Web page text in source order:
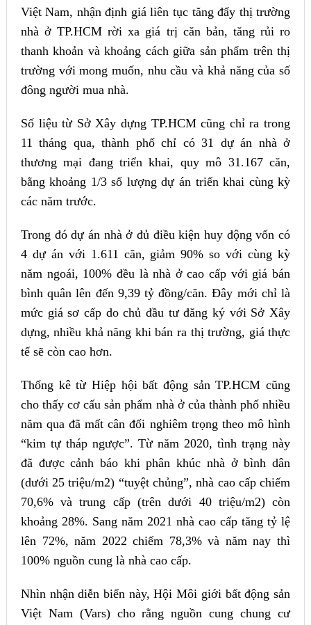
Việt Nam, nhận định giá liên tục tăng đẩy thị trường
nhà ở TP.HCM rời xa giá trị căn bản, tăng rủi ro
thanh khoản và khoảng cách giữa sản phẩm trên thị
trường với mong muốn, nhu cầu và khả năng của số
đông người mua nhà.
Số liệu từ Sở Xây dựng TP.HCM cũng chỉ ra trong
11 tháng qua, thành phố chỉ có 31 dự án nhà ở
thương mại đang triển khai, quy mô 31.167 căn,
bằng khoảng 1/3 số lượng dự án triển khai cùng kỳ
các năm trước.
Trong đó dự án nhà ở đủ điều kiện huy động vốn có
4 dự án với 1.611 căn, giảm 90% so với cùng kỳ
năm ngoái, 100% đều là nhà ở cao cấp với giá bán
bình quân lên đến 9,39 tỷ đồng/căn. Đây mới chỉ là
mức giá sơ cấp do chủ đầu tư đăng ký với Sở Xây
dựng, nhiều khả năng khi bán ra thị trường, giá thực
tế sẽ còn cao hơn.
Thống kê từ Hiệp hội bất động sản TP.HCM cũng
cho thấy cơ cấu sản phẩm nhà ở của thành phố nhiều
năm qua đã mất cân đối nghiêm trọng theo mô hình
“kim tự tháp ngược”. Từ năm 2020, tình trạng này
đã được cảnh báo khi phân khúc nhà ở bình dân
(dưới 25 triệu/m2) “tuyệt chủng”, nhà cao cấp chiếm
70,6% và trung cấp (trên dưới 40 triệu/m2) còn
khoảng 28%. Sang năm 2021 nhà cao cấp tăng tỷ lệ
lên 72%, năm 2022 chiếm 78,3% và năm nay thì
100% nguồn cung là nhà cao cấp.
Nhìn nhận diễn biến này, Hội Môi giới bất động sản
Việt Nam (Vars) cho rằng nguồn cung chung cư